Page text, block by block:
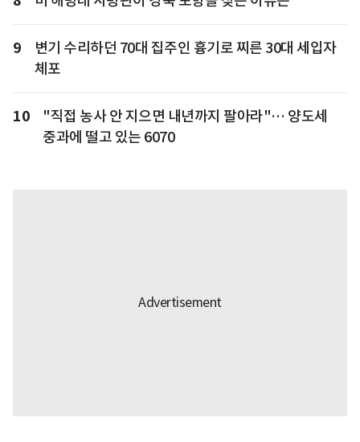
9
변기 수리하던 70대 집주인 흉기로 찌른 30대 세입자
체포
10
"직접 농사 안 지으면 내년까지 팔아라"… 양도세
중과에 떨고 있는 6070